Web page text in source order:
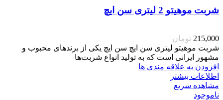
شربت موهیتو 2 لیتری سن ایچ
215,000 تومان
شربت موهیتو لیتری سن ایچ سن ایچ یکی از برندهای محبوب و
مشهور ایرانی است که به تولید انواع شربت‌ها
افزودن به علاقه مندی ها
اطلاعات بیشتر
مشاهده سریع
ناموجود